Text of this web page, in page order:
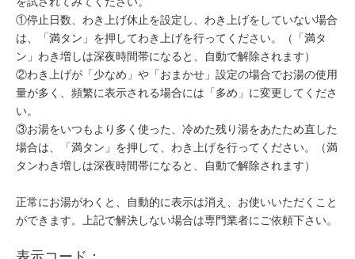
①停止日数、わき上げ休止を設定し、わき上げをしていない場合
は、「満タン」を押してわき上げを行ってください。（「満タ
ン」わき増しは深夜時間帯になると、自動で解除されます）
②わき上げが「少なめ」や「おまかせ」設定の場合でお湯の使用
量が多く、頻繁に表示される場合には「多め」に変更してくださ
い。
③お湯をいつもより多く使った、冷めた残り湯をあたため直した
場合は、「満タン」を押して、わき上げを行ってください。（満
タンわき増しは深夜時間帯になると、自動で解除されます）
正常にお湯がわくと、自動的に表示は消え、お使いいただくこと
ができます。上記で解決しない場合は専門業者にご依頼下さい。